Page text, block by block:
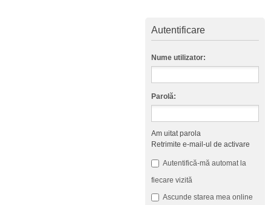
Autentificare
Nume utilizator:
Parolă:
Am uitat parola
Retrimite e-mail-ul de activare
Autentifică-mă automat la
fiecare vizită
Ascunde starea mea online